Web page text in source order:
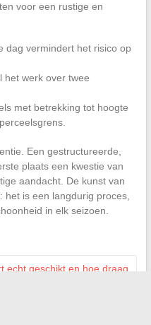
voor een rustige en
dag vermindert het risico op
het werk over twee
met betrekking tot hoogte
Een gestructureerde,
plaats een kwestie van
aandacht. De kunst van
is een langdurig proces,
in elk seizoen.
echt geschikt en hoe draag